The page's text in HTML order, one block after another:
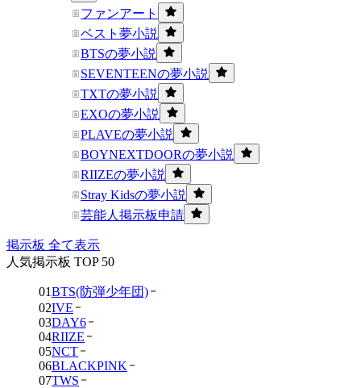
ファンアート
ベスト夢小説
BTSの夢小説
SEVENTEENの夢小説
TXTの夢小説
EXOの夢小説
PLAVEの夢小説
BOYNEXTDOORの夢小説
RIIZEの夢小説
Stray Kidsの夢小説
芸能人掲示板申請
掲示板 全て表示
人気掲示板 TOP 50
01BTS(防弾少年団)
02IVE
03DAY6
04RIIZE
05NCT
06BLACKPINK
07TWS